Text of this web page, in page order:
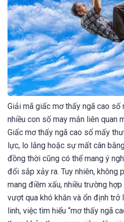
Giải mã giấc mơ thấy ngã cao
nhiều con số may mắn liên quan
Giấc mơ thấy ngã cao số mấy
lực, lo lắng hoặc sự mất cân
đồng thời cũng có thể mang ý
đổi sắp xảy ra. Tuy nhiên, không
mang điềm xấu, nhiều trường
vượt qua khó khăn và ổn định trở
linh, việc tìm hiểu “mơ thấy ngã